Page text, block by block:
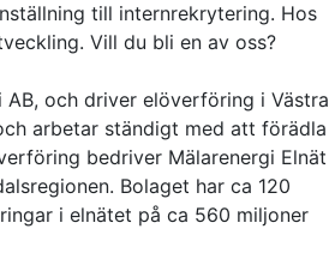
till internrekrytering. Hos
Vill du bli en av oss?
och driver elöverföring i Västra
arbetar ständigt med att förädla
bedriver Mälarenergi Elnät
Bolaget har ca 120
i elnätet på ca 560 miljoner